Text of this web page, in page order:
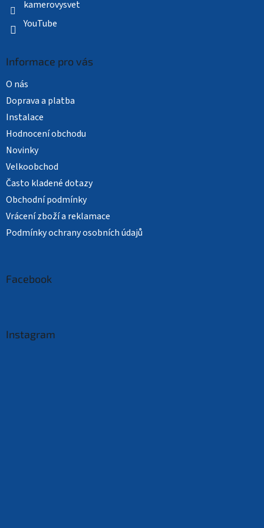
kamerovysvet
YouTube
Informace pro vás
O nás
Doprava a platba
Instalace
Hodnocení obchodu
Novinky
Velkoobchod
Často kladené dotazy
Obchodní podmínky
Vrácení zboží a reklamace
Podmínky ochrany osobních údajů
Facebook
Instagram